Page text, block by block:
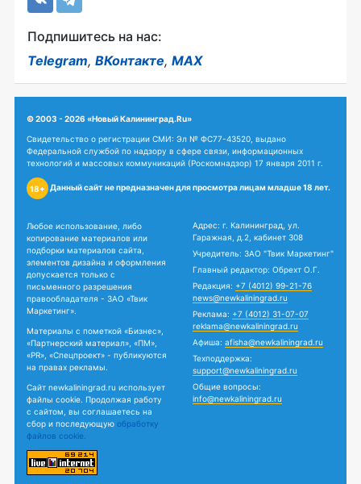
Подпишитесь на нас:
Telegram, ВКонтакте, MAX
© 2003 - 2026 «Новый Калининград.Ru»
Свидетельство о регистрации СМИ: Эл № ФС77-43520, выдано
Федеральной службой по надзору в сфере связи, информационных
технологий и массовых коммуникаций (Роскомнадзор) 17 января 2011 г.
18+ Данный сайт не предназначен для просмотра лицам младше 18 лет.
Любое использование, либо
копирование материалов или
подборки материалов сайта,
элементов дизайна и оформления
допускается только с
письменного разрешения
правообладателя - ЗАО «Твик
Маркетинг».
Материалы с пометкой «Бизнес»,
«Партнерский материал», «ПМ»,
«PR», «Спецпроект» - публикуются
на правах рекламы.
Сайт newkaliningrad.ru использует
файлы cookie. Продолжая работу
с сайтом, вы соглашаетесь на
сбор и последующую обработку
файлов cookie.
Адрес: г. Калининград, ул.
Гаражная, д.2, кабинет 308
Учредитель: ЗАО "Твик Маркетинг"
Главный редактор: Обрехт О.Г.
Редакция: +7 (4012) 99-21-76
news@newkaliningrad.ru
Реклама: +7 (4012) 31-07-07
reklama@newkaliningrad.ru
Афиша: afisha@newkaliningrad.ru
Техподдержка:
support@newkaliningrad.ru
Общие вопросы:
info@newkaliningrad.ru